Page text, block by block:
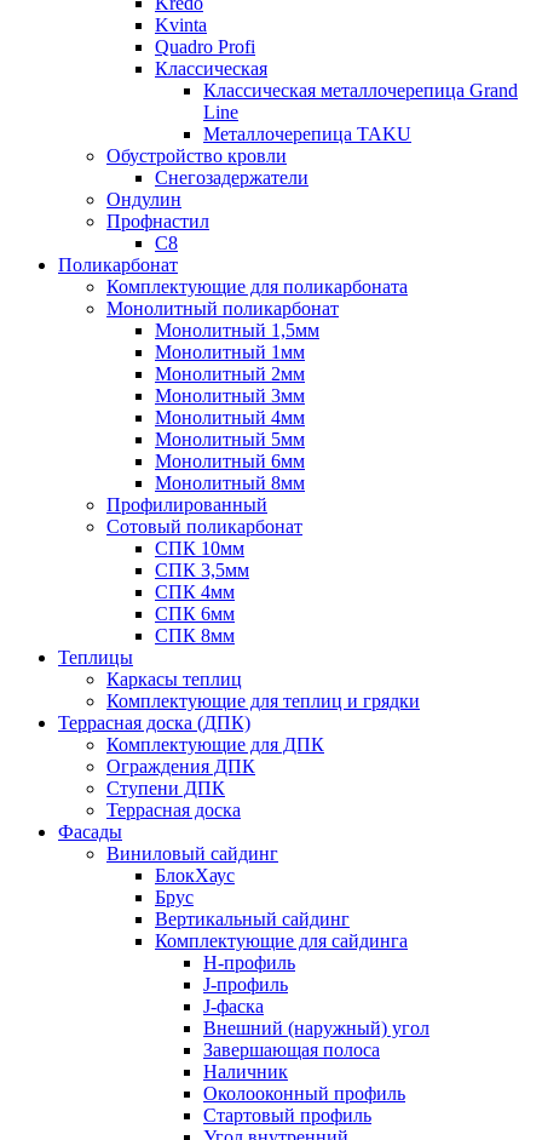
Kvinta
Quadro Profi
Классическая
Классическая металлочерепица Grand
Line
Металлочерепица TAKU
Обустройство кровли
Снегозадержатели
Ондулин
Профнастил
С8
Поликарбонат
Комплектующие для поликарбоната
Монолитный поликарбонат
Монолитный 1,5мм
Монолитный 1мм
Монолитный 2мм
Монолитный 3мм
Монолитный 4мм
Монолитный 5мм
Монолитный 6мм
Монолитный 8мм
Профилированный
Сотовый поликарбонат
СПК 10мм
СПК 3,5мм
СПК 4мм
СПК 6мм
СПК 8мм
Теплицы
Каркасы теплиц
Комплектующие для теплиц и грядки
Террасная доска (ДПК)
Комплектующие для ДПК
Ограждения ДПК
Ступени ДПК
Террасная доска
Фасады
Виниловый сайдинг
БлокХаус
Брус
Вертикальный сайдинг
Комплектующие для сайдинга
H-профиль
J-профиль
J-фаска
Внешний (наружный) угол
Завершающая полоса
Наличник
Околооконный профиль
Стартовый профиль